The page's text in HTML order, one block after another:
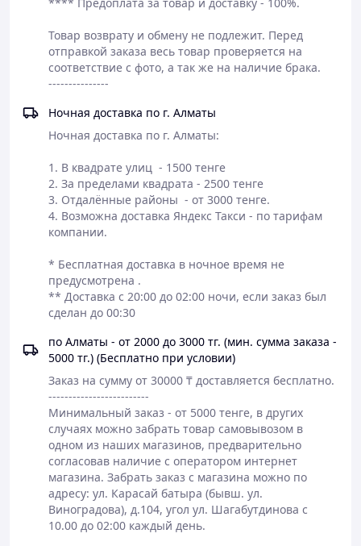
Товар возврату и обмену не подлежит. Перед
отправкой заказа весь товар проверяется на
соответствие с фото, а так же на наличие брака.
---------------
Ночная доставка по г. Алматы
Ночная доставка по г. Алматы:
1. В квадрате улиц  - 1500 тенге
2. За пределами квадрата - 2500 тенге
3. Отдалённые районы  - от 3000 тенге.
4. Возможна доставка Яндекс Такси - по тарифам
компании.
​* Бесплатная доставка в ночное время не
предусмотрена .
** Доставка с 20:00 до 02:00 ночи, если заказ был
сделан до 00:30
по Алматы - от 2000 до 3000 тг. (мин. сумма заказа -
5000 тг.) (Бесплатно при условии)
Заказ на сумму от 30000 ₸ доставляется бесплатно.
-------------------------
Минимальный заказ - от 5000 тенге, в других
случаях можно забрать товар самовывозом в
одном из наших магазинов, предварительно
согласовав наличие с оператором интернет
магазина. Забрать заказ с магазина можно по
адресу: ул. Карасай батыра (бывш. ул.
Виноградова), д.104, угол ул. Шагабутдинова с
10.00 до 02:00 каждый день.